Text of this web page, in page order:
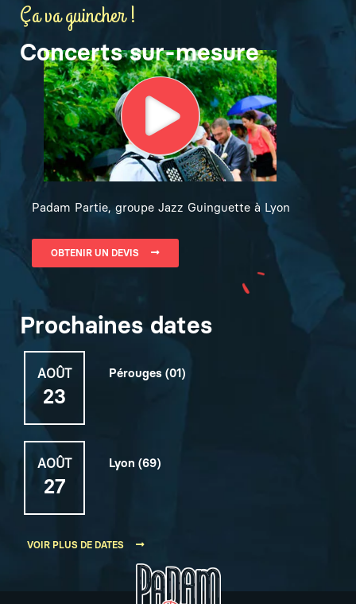
Ça va guincher !
Concerts sur-mesure
Padam Partie, groupe Jazz Guinguette à Lyon
OBTENIR UN DEVIS
Prochaines dates
AOÛT
23
Pérouges (01)
AOÛT
27
Lyon (69)
VOIR PLUS DE DATES